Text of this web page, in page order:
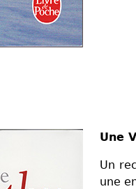
Une
Un
une